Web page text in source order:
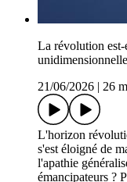
La révolution est-
unidimensionnelle
21/06/2026
26
L'horizon
s'est éloigné de
l'apathie
émancipateurs ?